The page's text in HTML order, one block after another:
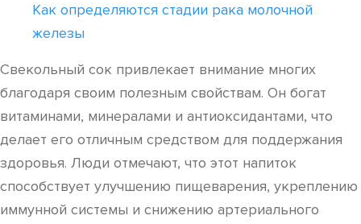
Как определяются стадии рака молочной
железы
Свекольный сок привлекает внимание многих
благодаря своим полезным свойствам. Он богат
витаминами, минералами и антиоксидантами, что
делает его отличным средством для поддержания
здоровья. Люди отмечают, что этот напиток
способствует улучшению пищеварения, укреплению
иммунной системы и снижению артериального